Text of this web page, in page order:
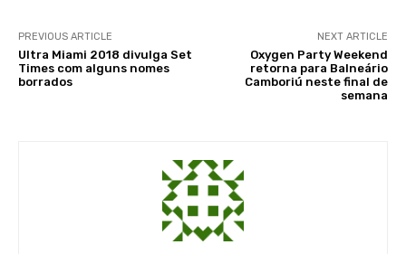
PREVIOUS ARTICLE
Ultra Miami 2018 divulga Set
Times com alguns nomes
borrados
NEXT ARTICLE
Oxygen Party Weekend
retorna para Balneário
Camboriú neste final de
semana